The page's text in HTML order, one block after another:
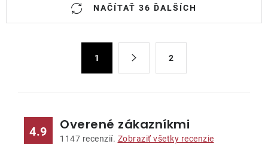
NAČÍTAŤ 36 ĎALŠÍCH
1 2
4.9 Overené zákazníkmi
1147 recenzií. Zobraziť všetky recenzie